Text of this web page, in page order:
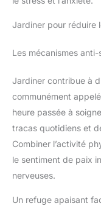
Jardiner pour réduire
Les mécanismes
Jardiner contribue à
communément
heure passée à
tracas quotidiens et
Combiner l’activité
le sentiment de paix
nerveuses.
Un refuge apaisant